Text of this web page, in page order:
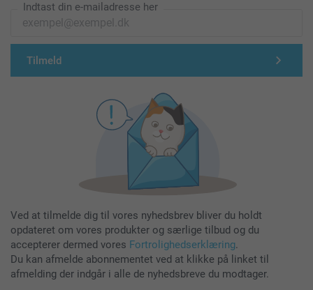
Indtast din e-mailadresse her
Tilmeld
Ved at tilmelde dig til vores nyhedsbrev bliver du holdt
opdateret om vores produkter og særlige tilbud og du
accepterer dermed vores Fortrolighedserklæring.
Du kan afmelde abonnementet ved at klikke på linket til
afmelding der indgår i alle de nyhedsbreve du modtager.